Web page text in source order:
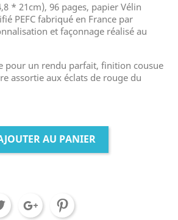
* 21cm), 96 pages, papier Vélin
PEFC fabriqué en France par
et façonnage réalisé au
pour un rendu parfait, finition cousue
assortie aux éclats de rouge du
AU PANIER